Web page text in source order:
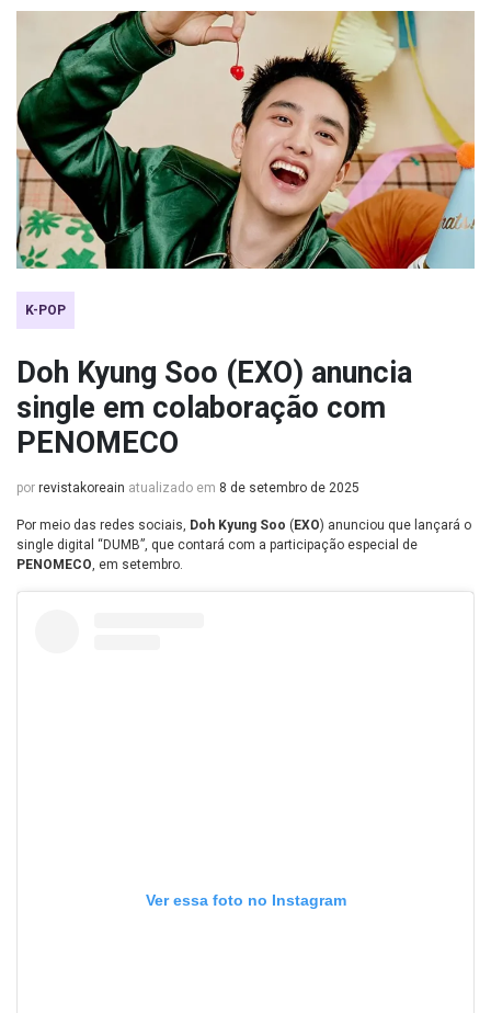
K-POP
Doh Kyung Soo (EXO) anuncia
single em colaboração com
PENOMECO
por revistakoreain atualizado em 8 de setembro de 2025
Por meio das redes sociais, Doh Kyung Soo ( EXO) anunciou que lançará o
single digital “DUMB”, que contará com a participação especial de
PENOMECO, em setembro.
Ver essa foto no Instagram